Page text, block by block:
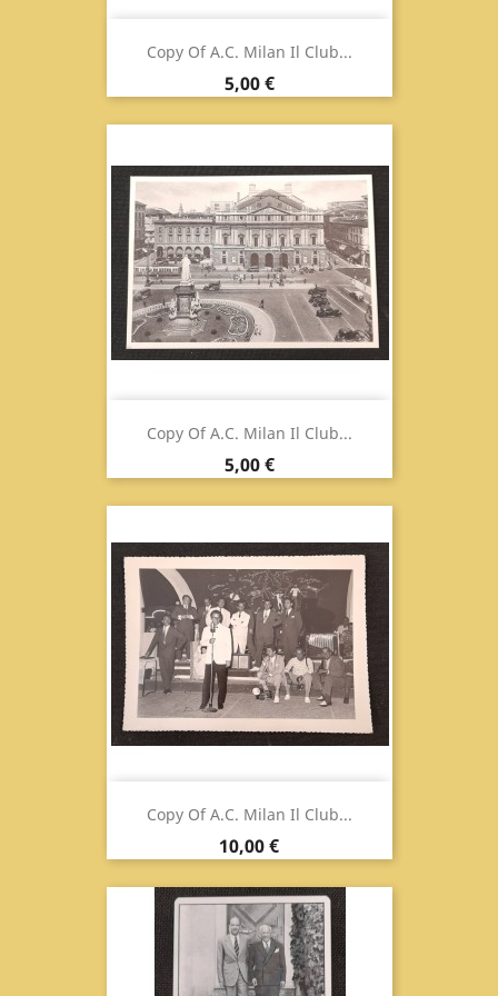
Copy Of A.C. Milan Il Club...
Prix
5,00 €
Copy Of A.C. Milan Il Club...
Prix
5,00 €
Copy Of A.C. Milan Il Club...
Prix
10,00 €